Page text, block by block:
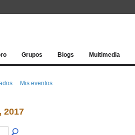
Grupos Blogs Multimedia
Mis eventos
2017